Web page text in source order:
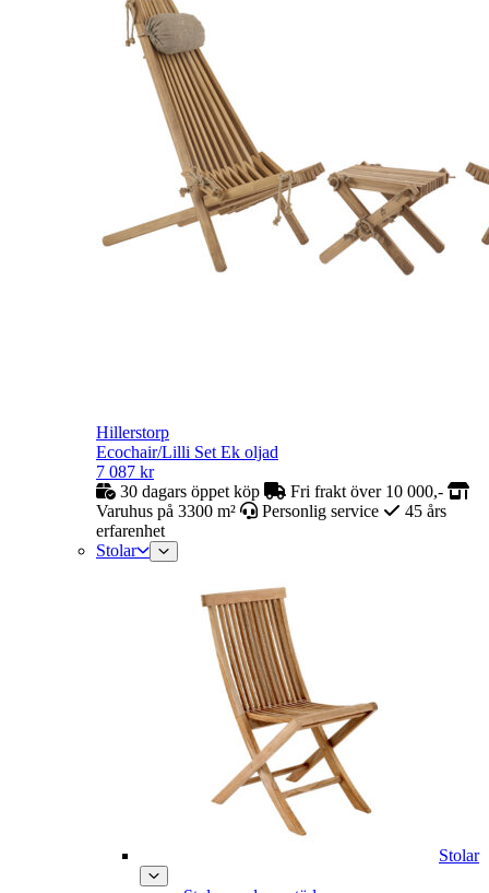
Hillerstorp
Ecochair/Lilli Set Ek oljad
7 087 kr
30 dagars öppet köp
Fri frakt över 10 000,-
Varuhus på 3300 m²
Personlig service
45 års
erfarenhet
Stolar
Stolar